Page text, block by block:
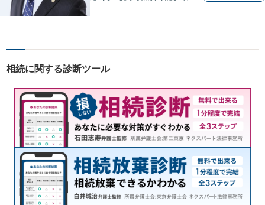
相続に関する診断ツール